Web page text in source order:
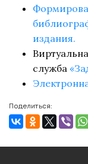
издания.
служба
Поделиться: